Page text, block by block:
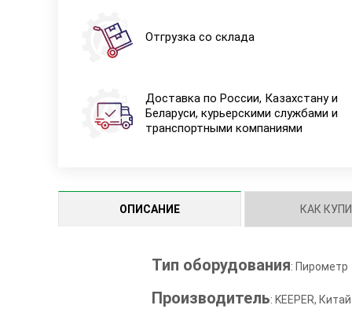
Отгрузка со склада
Доставка по России, Казахстану и
Беларуси, курьерскими службами и
транспортными компаниями
ОПИСАНИЕ КАК
Тип оборудования: Пирометр
Производитель: KEEPER, Китай